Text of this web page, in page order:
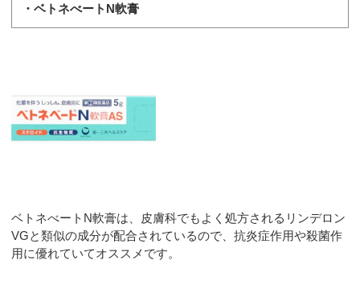
・ベトネべートN軟膏
ベトネべートN軟膏は、皮膚科でもよく処方されるリンデロン
VGと類似の成分が配合されているので、抗炎症作用や殺菌作
用に優れていてオススメです。